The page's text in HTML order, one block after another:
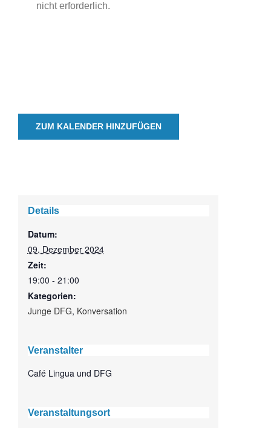
nicht erforderlich.
ZUM KALENDER HINZUFÜGEN
Details
Datum:
09. Dezember 2024
Zeit:
19:00 - 21:00
Kategorien:
Junge DFG, Konversation
Veranstalter
Café Lingua und DFG
Veranstaltungsort